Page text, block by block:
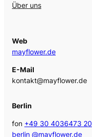
Über uns
Web
mayflower.de
E-Mail
kontakt@mayflower.de
Berlin
fon +49 30 4036473 20
berlin @mayflower.de